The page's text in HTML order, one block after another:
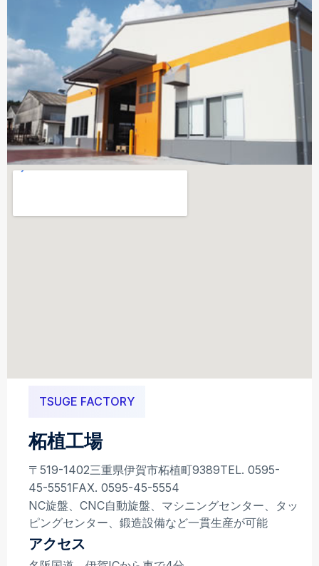
TSUGE FACTORY
柘植工場
〒519-1402三重県伊賀市柘植町9389TEL. 0595-
45-5551FAX. 0595-45-5554
NC旋盤、CNC自動旋盤、マシニングセンター、タッ
ピングセンター、鍛造設備など一貫生産が可能
アクセス